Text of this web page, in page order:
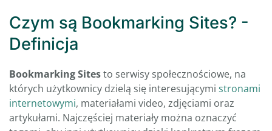
Czym są Bookmarking Sites? -
Definicja
Bookmarking Sitesto serwisy społecznościowe, na
których użytkownicy dzielą się interesującymi stronami
internetowymi, materiałami video, zdjęciami oraz
artykułami. Najczęściej materiały można oznaczyć